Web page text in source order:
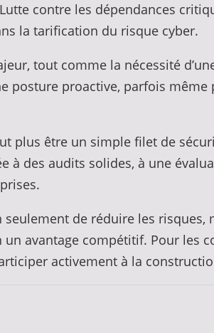
contre les dépendances
la tarification du risque cyber.
tout comme la nécessité
posture proactive, parfois
plus être un simple filet de
à des audits solides, à une
de réduire les
avantage compétitif. Pour les
activement à la